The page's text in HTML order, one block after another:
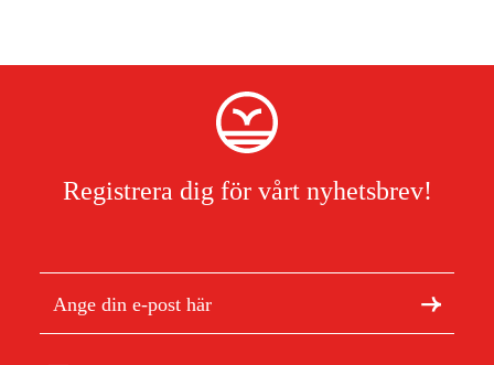
Registrera dig för vårt nyhetsbrev!